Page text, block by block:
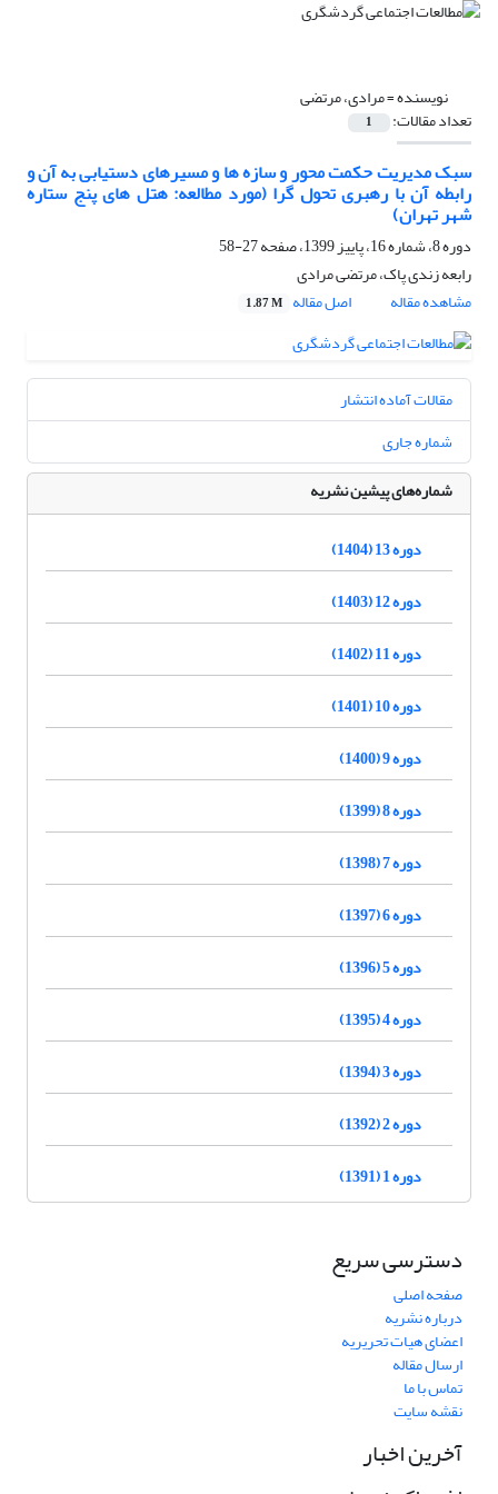
نویسنده =مرادی، مرتضی
تعداد مقالات: 1
سبک مدیریت حکمت محور و سازه ها و مسیرهای دستیابی به آن و
رابطه آن با رهبری تحول گرا (مورد مطالعه: هتل های پنج ستاره
شهر تهران)
دوره 8، شماره 16، پاییز 1399، صفحه
27-58
رابعه زندی پاک، مرتضی مرادی
مشاهده مقاله
اصل مقاله 1.87 M
مقالات آماده انتشار
شماره جاری
شماره‌های پیشین نشریه
دوره 13 (1404)
دوره 12 (1403)
دوره 11 (1402)
دوره 10 (1401)
دوره 9 (1400)
دوره 8 (1399)
دوره 7 (1398)
دوره 6 (1397)
دوره 5 (1396)
دوره 4 (1395)
دوره 3 (1394)
دوره 2 (1392)
دوره 1 (1391)
دسترسی سریع
صفحه اصلی
درباره نشریه
اعضای هیات تحریریه
ارسال مقاله
تماس با ما
نقشه سایت
آخرین اخبار